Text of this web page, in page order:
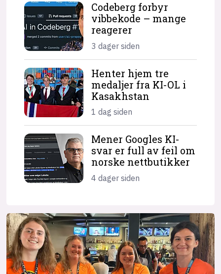
Codeberg forbyr
vibbekode – mange
reagerer
3 dager siden
Henter hjem tre
medaljer fra KI-OL i
Kasakhstan
1 dag siden
Mener Googles KI-
svar er full av feil om
norske nettbutikker
4 dager siden